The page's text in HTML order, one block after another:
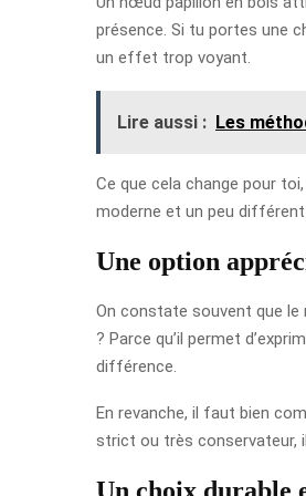
présence. Si tu portes une
un effet trop voyant.
Lire aussi : Les
Ce que cela change pour
moderne et un peu
Une option
On constate souvent que
? Parce qu’il permet
différence.
En revanche, il faut bien
strict ou très conservateur,
Un choix durable